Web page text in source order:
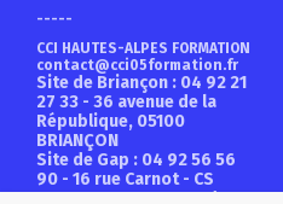
-----
CCI HAUTES-ALPES FORMATION
contact@cci05formation.fr
Site de Briançon : 04 92 21
27 33 - 36 avenue de la
République, 05100
BRIANÇON
Site de Gap : 04 92 56 56
90 - 16 rue Carnot - CS
96006, 05001 GAP cedex